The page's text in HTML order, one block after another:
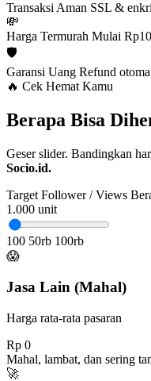
Transaksi Aman SSL &
💸
Harga Termurah Mulai
🛡️
Garansi Uang Refund
🔥 Cek Hemat Kamu
Berapa Bisa
Geser slider. Bandingkan
Socio.id.
Target Follower / Views
1.000 unit
100 50rb 100rb
😱
Jasa Lain (Mahal)
Harga rata-rata pasaran
Rp 0
Mahal, lambat, dan sering
🚀